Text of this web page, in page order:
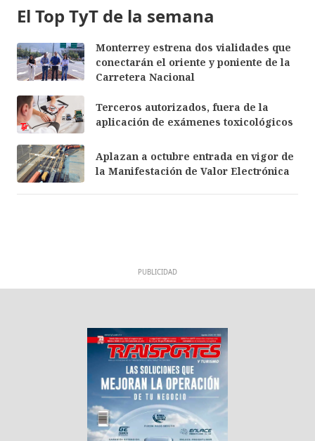
El Top TyT de la semana
Monterrey estrena dos vialidades que
conectarán el oriente y poniente de la
Carretera Nacional
Terceros autorizados, fuera de la
aplicación de exámenes toxicológicos
Aplazan a octubre entrada en vigor de
la Manifestación de Valor Electrónica
PUBLICIDAD